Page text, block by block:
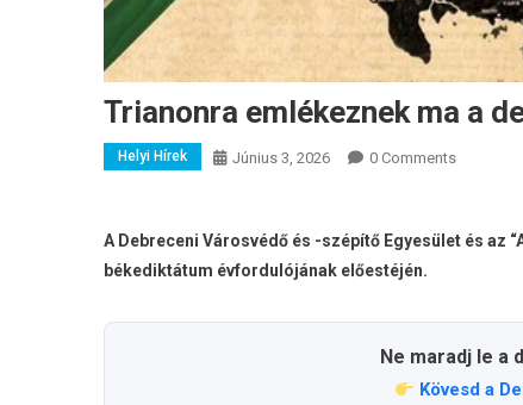
Trianonra emlékeznek ma a
Helyi Hírek Június 3, 2026 0 Comments
A Debreceni Városvédő és -szépítő Egyesület és az
békediktátum évfordulójának előestéjén.
Ne maradj le a
Kövesd a